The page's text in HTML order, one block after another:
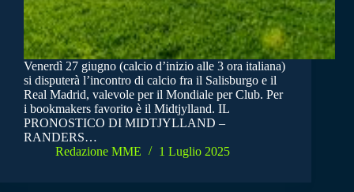
Venerdì 27 giugno (calcio d’inizio alle 3 ora italiana)
si disputerà l’incontro di calcio fra il Salisburgo e il
Real Madrid, valevole per il Mondiale per Club. Per
i bookmakers favorito è il Midtjylland. IL
PRONOSTICO DI MIDTJYLLAND –
RANDERS…
Redazione MME
1 Luglio 2025